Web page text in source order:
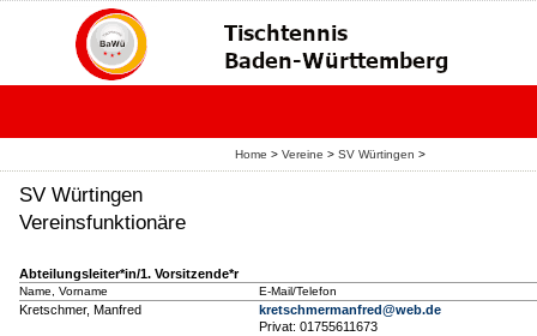
Home > Vereine > SV Würtingen >
SV Würtingen
Vereinsfunktionäre
Abteilungsleiter*in/1. Vorsitzende*r
Name, Vorname E-Mail/Telefon
Kretschmer, Manfred
kretschmermanfred@web.de
Privat: 01755611673